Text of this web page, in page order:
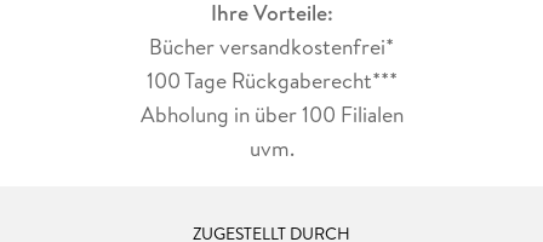
Ihre Vorteile:
Bücher versandkostenfrei*
100 Tage Rückgaberecht***
Abholung in über 100 Filialen
uvm.
ZUGESTELLT DURCH